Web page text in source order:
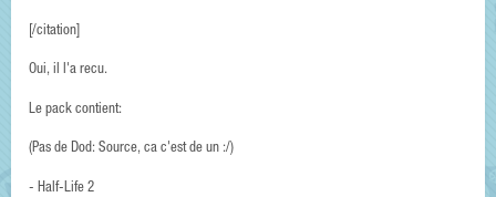
[/citation]
Oui, il l'a recu.
Le pack contient:
(Pas de Dod: Source, ca c'est de un :/)
- Half-Life 2